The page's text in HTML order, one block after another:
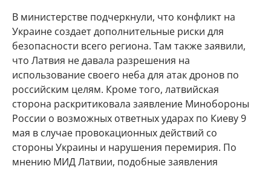
В министерстве подчеркнули, что конфликт на
Украине создает дополнительные риски для
безопасности всего региона. Там также заявили,
что Латвия не давала разрешения на
использование своего неба для атак дронов по
российским целям. Кроме того, латвийская
сторона раскритиковала заявление Минобороны
России о возможных ответных ударах по Киеву 9
мая в случае провокационных действий со
стороны Украины и нарушения перемирия. По
мнению МИД Латвии, подобные заявления